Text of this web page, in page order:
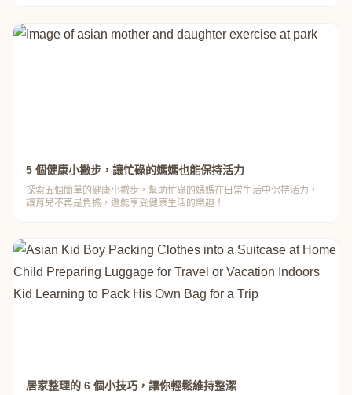
5 個健康小撇步，讓忙碌的媽媽也能保持活力
探索五個簡單的健康小撇步，幫助忙碌的媽媽在日常生活中保持活力，
讓育兒不再是負擔，還能享受健康生活的樂趣！
居家整理的 6 個小技巧，讓你輕鬆維持整潔